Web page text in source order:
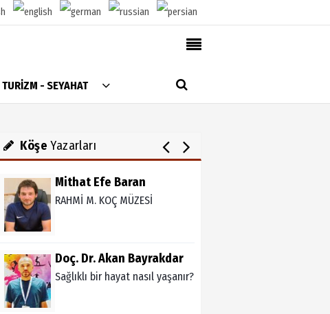
TURİZM - SEYAHAT
AlanyaTime TV
Moovit
Köşe Yazarları
Ali Şanlı
Julia Alaettinoglu
Mithat Efe Baran
RAHMİ M. KOÇ MÜZESİ
Doç. Dr. Akan Bayrakdar
Sağlıklı bir hayat nasıl yaşanır?